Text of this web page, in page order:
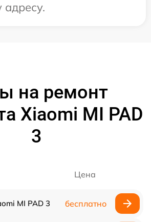
адресу.
на ремонт
Xiaomi MI PAD
3
Цена
MI PAD 3 бесплатно